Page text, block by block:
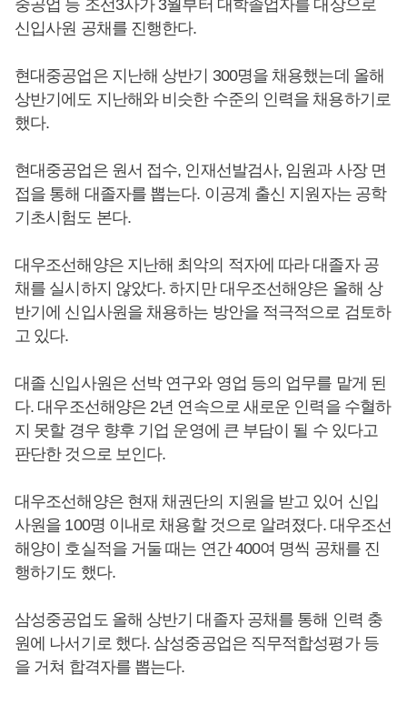
중공업 등 조선3사가 3월부터 대학졸업자를 대상으로
신입사원 공채를 진행한다.
현대중공업은 지난해 상반기 300명을 채용했는데 올해
상반기에도 지난해와 비슷한 수준의 인력을 채용하기로
했다.
현대중공업은 원서 접수, 인재선발검사, 임원과 사장 면
접을 통해 대졸자를 뽑는다. 이공계 출신 지원자는 공학
기초시험도 본다.
대우조선해양은 지난해 최악의 적자에 따라 대졸자 공
채를 실시하지 않았다. 하지만 대우조선해양은 올해 상
반기에 신입사원을 채용하는 방안을 적극적으로 검토하
고 있다.
대졸 신입사원은 선박 연구와 영업 등의 업무를 맡게 된
다. 대우조선해양은 2년 연속으로 새로운 인력을 수혈하
지 못할 경우 향후 기업 운영에 큰 부담이 될 수 있다고
판단한 것으로 보인다.
대우조선해양은 현재 채권단의 지원을 받고 있어 신입
사원을 100명 이내로 채용할 것으로 알려졌다. 대우조선
해양이 호실적을 거둘 때는 연간 400여 명씩 공채를 진
행하기도 했다.
삼성중공업도 올해 상반기 대졸자 공채를 통해 인력 충
원에 나서기로 했다. 삼성중공업은 직무적합성평가 등
을 거쳐 합격자를 뽑는다.